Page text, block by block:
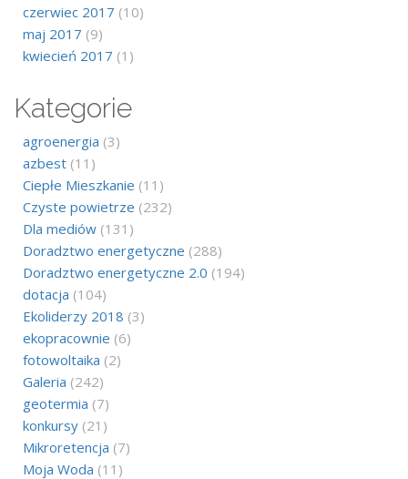
czerwiec 2017 (10)
maj 2017 (9)
kwiecień 2017 (1)
Kategorie
agroenergia (3)
azbest (11)
Ciepłe Mieszkanie (11)
Czyste powietrze (232)
Dla mediów (131)
Doradztwo energetyczne (288)
Doradztwo energetyczne 2.0 (194)
dotacja (104)
Ekoliderzy 2018 (3)
ekopracownie (6)
fotowoltaika (2)
Galeria (242)
geotermia (7)
konkursy (21)
Mikroretencja (7)
Moja Woda (11)